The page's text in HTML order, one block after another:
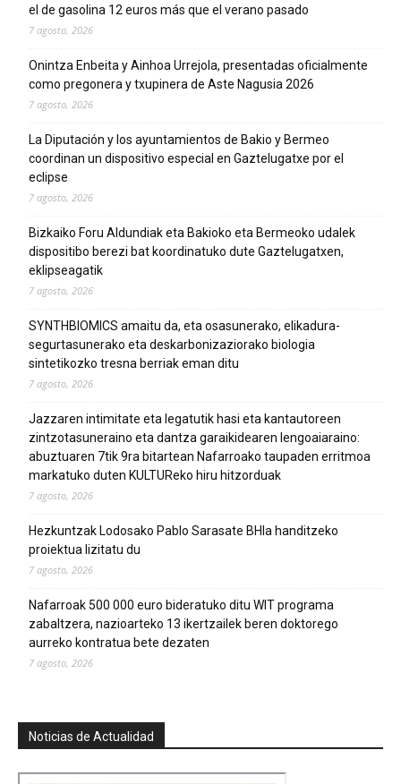
el de gasolina 12 euros más que el verano pasado
7 agosto, 2026
Onintza Enbeita y Ainhoa Urrejola, presentadas oficialmente
como pregonera y txupinera de Aste Nagusia 2026
7 agosto, 2026
La Diputación y los ayuntamientos de Bakio y Bermeo
coordinan un dispositivo especial en Gaztelugatxe por el
eclipse
7 agosto, 2026
Bizkaiko Foru Aldundiak eta Bakioko eta Bermeoko udalek
dispositibo berezi bat koordinatuko dute Gaztelugatxen,
eklipseagatik
7 agosto, 2026
SYNTHBIOMICS amaitu da, eta osasunerako, elikadura-
segurtasunerako eta deskarbonizaziorako biologia
sintetikozko tresna berriak eman ditu
7 agosto, 2026
Jazzaren intimitate eta legatutik hasi eta kantautoreen
zintzotasuneraino eta dantza garaikidearen lengoaiaraino:
abuztuaren 7tik 9ra bitartean Nafarroako taupaden erritmoa
markatuko duten KULTUReko hiru hitzorduak
7 agosto, 2026
Hezkuntzak Lodosako Pablo Sarasate BHIa handitzeko
proiektua lizitatu du
7 agosto, 2026
Nafarroak 500 000 euro bideratuko ditu WIT programa
zabaltzera, nazioarteko 13 ikertzailek beren doktorego
aurreko kontratua bete dezaten
7 agosto, 2026
Noticias de Actualidad